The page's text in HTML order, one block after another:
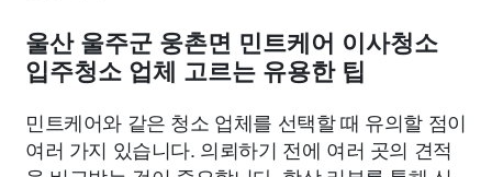
울산 울주군 웅촌면 민트케어 이사청소
입주청소 업체 고르는 유용한 팁
민트케어와 같은 청소 업체를 선택할 때 유의할 점이
여러 가지 있습니다. 의뢰하기 전에 여러 곳의 견적